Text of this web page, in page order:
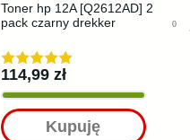
Toner hp 12A [Q2612AD] 2
pack czarny drekker
114,99 zł
Kupuję
0